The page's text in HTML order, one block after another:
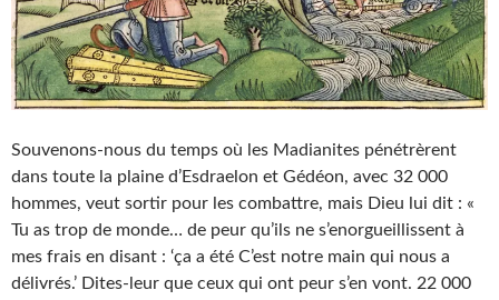
Souvenons-nous du temps où les Madianites pénétrèrent
dans toute la plaine d’Esdraelon et Gédéon, avec 32 000
hommes, veut sortir pour les combattre, mais Dieu lui dit : «
Tu as trop de monde… de peur qu’ils ne s’enorgueillissent à
mes frais en disant : ‘ça a été C’est notre main qui nous a
délivrés.’ Dites-leur que ceux qui ont peur s’en vont. 22 000